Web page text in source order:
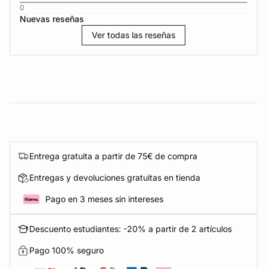
0
Nuevas reseñas
Ver todas las reseñas
Entrega gratuita a partir de 75€ de compra
Entregas y devoluciones gratuitas en tienda
Pago en 3 meses sin intereses
Descuento estudiantes: -20% a partir de 2 artículos
Pago 100% seguro